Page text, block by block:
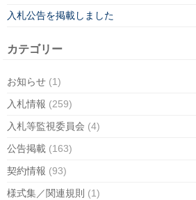
入札公告を掲載しました
カテゴリー
お知らせ (1)
入札情報 (259)
入札等監視委員会 (4)
公告掲載 (163)
契約情報 (93)
様式集／関連規則 (1)